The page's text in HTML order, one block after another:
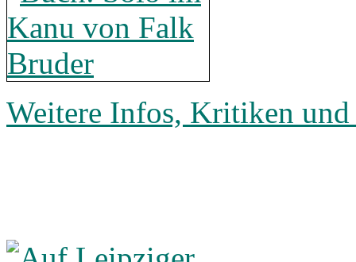
Weitere Infos, Kritiken